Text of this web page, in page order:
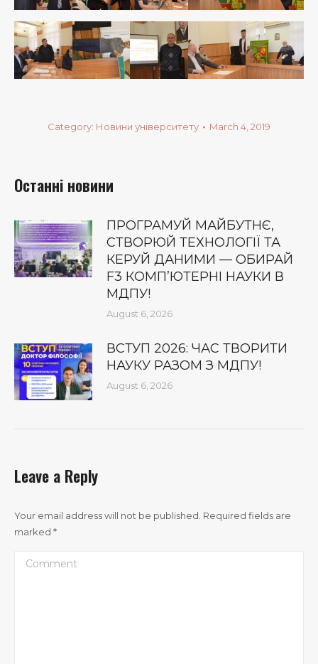
Category: Новини університету March 4, 2019
Останні новини
ПРОГРАМУЙ МАЙБУТНЄ,
СТВОРЮЙ ТЕХНОЛОГІЇ ТА
КЕРУЙ ДАНИМИ — ОБИРАЙ
F3 КОМП’ЮТЕРНІ НАУКИ В
МДПУ!
August 6, 2026
ВСТУП 2026: ЧАС ТВОРИТИ
НАУКУ РАЗОМ З МДПУ!
August 6, 2026
Leave a Reply
Your email address will not be published. Required fields are
marked *
Comment